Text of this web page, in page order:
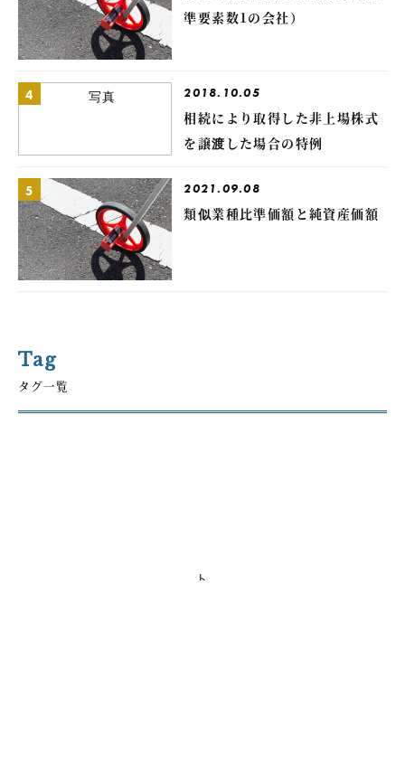
準要素数1の会社）
4 2018.10.05
相続により取得した非上場株式
を譲渡した場合の特例
5 2021.09.08
類似業種比準価額と純資産価額
Tag
タグ一覧